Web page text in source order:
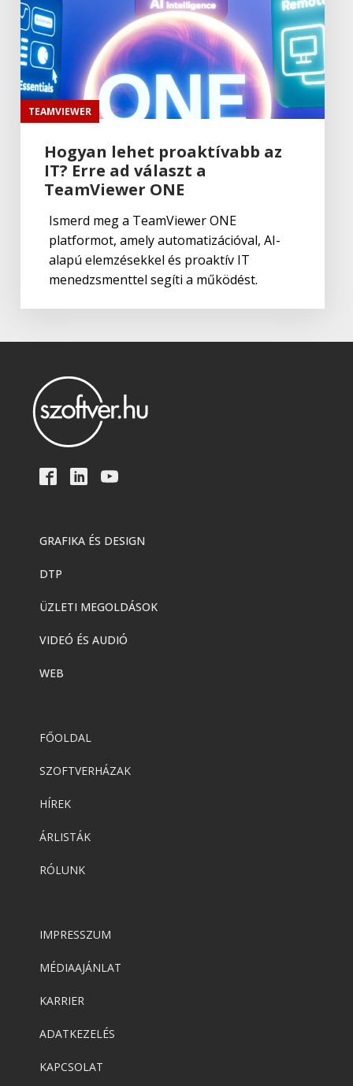
TEAMVIEWER
Hogyan lehet proaktívabb az
IT? Erre ad választ a
TeamViewer ONE
Ismerd meg a TeamViewer ONE
platformot, amely automatizációval, AI-
alapú elemzésekkel és proaktív IT
menedzsmenttel segíti a működést.
GRAFIKA ÉS DESIGN
DTP
ÜZLETI MEGOLDÁSOK
VIDEÓ ÉS AUDIÓ
WEB
FŐOLDAL
SZOFTVERHÁZAK
HÍREK
ÁRLISTÁK
RÓLUNK
IMPRESSZUM
MÉDIAAJÁNLAT
KARRIER
ADATKEZELÉS
KAPCSOLAT